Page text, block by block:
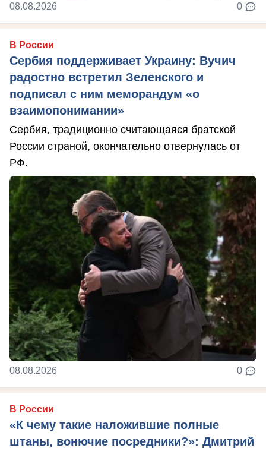
08.08.2026 0
В России
Сербия поддерживает Украину: Вучич
радостно встретил Зеленского и
подписал с ним меморандум «о
взаимопонимании»
Сербия, традиционно считающаяся братской
России страной, окончательно отвернулась от
РФ.
08.08.2026 0
В России
«К чему такие наложившие полные
штаны, вонючие посредники?»: Дмитрий